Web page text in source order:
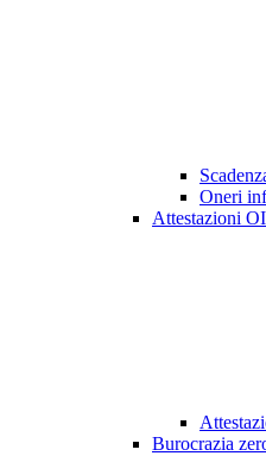
Oneri
Attestazioni
Burocrazia